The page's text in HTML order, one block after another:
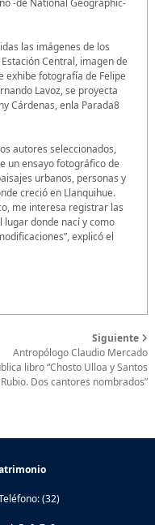
las imágenes de los
Central, imagen de
exhibe fotografía de Felipe
Lavoz, se proyecta
Cárdenas, enla Parada8
autores seleccionados,
un ensayo fotográfico de
urbanos, personas y
creció en Llanquihue.
me interesa registrar las
lugar donde nací y como
explicó el
Siguiente
Antropólogo Claudio Mercado
libro “Chosto Ulloa y Santos
Rubio. Dos cantores nombrados”
(32)